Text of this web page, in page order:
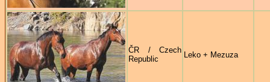
ČR / Czech
Republic
Leko + Mezuza